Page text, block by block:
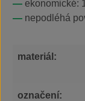
ekonomické:
nepodléhá
materiál:
označení: